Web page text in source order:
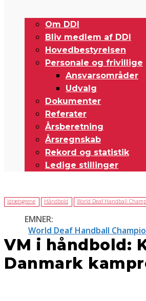
Om DDI
Bliv medlem af DDI
Hovedbestyrelsen
Personale og frivillige
Ansvarsområder
Udvalg
Dokumenter
Referater
Årsberetning
Årsregnskab
Rekord og statistik
Ledige stillinger
Idrætsgrene Håndbold World Deaf Handball
EMNER:
World Deaf Handball
VM i håndbold:
Danmark